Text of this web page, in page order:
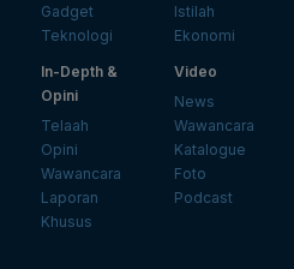
Gadget
Teknologi
Istilah
Ekonomi
In-Depth &
Opini
Telaah
Opini
Wawancara
Laporan
Khusus
Video
News
Wawancara
Katalogue
Foto
Podcast